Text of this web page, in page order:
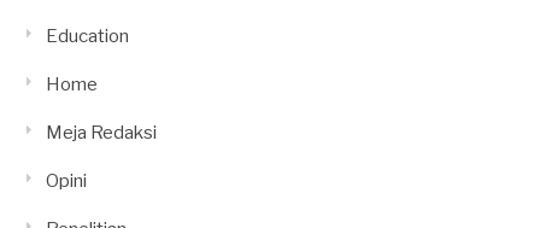
Education
Home
Meja Redaksi
Opini